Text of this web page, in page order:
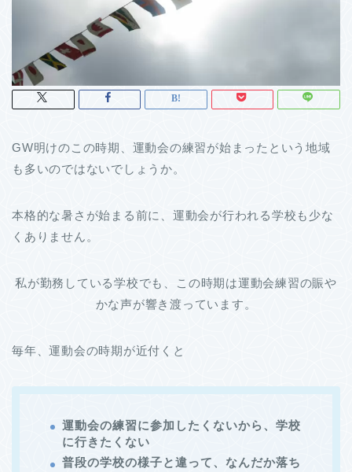
GW明けのこの時期、運動会の練習が始まったという地域
も多いのではないでしょうか。
本格的な暑さが始まる前に、運動会が行われる学校も少な
くありません。
私が勤務している学校でも、この時期は運動会練習の賑や
かな声が響き渡っています。
毎年、運動会の時期が近付くと
運動会の練習に参加したくないから、学校
に行きたくない
普段の学校の様子と違って、なんだか落ち